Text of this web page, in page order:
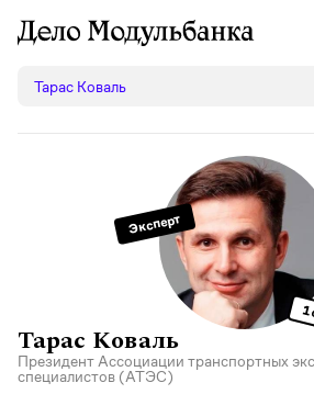
Эксперт
1
Тарас Коваль
ПрезидентАссоциации транспортных
специалистов (АТЭС)